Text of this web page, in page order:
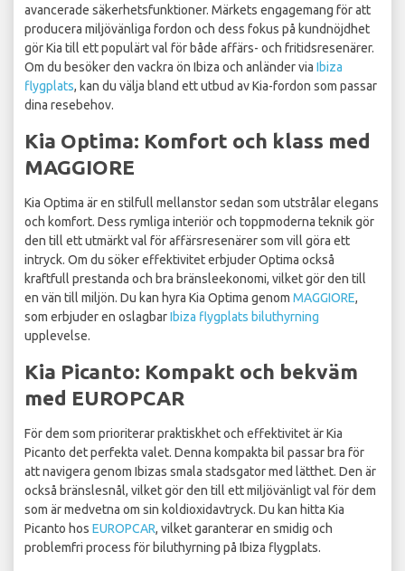
avancerade säkerhetsfunktioner. Märkets engagemang för att
producera miljövänliga fordon och dess fokus på kundnöjdhet
gör Kia till ett populärt val för både affärs- och fritidsresenärer.
Om du besöker den vackra ön Ibiza och anländer via Ibiza
flygplats, kan du välja bland ett utbud av Kia-fordon som passar
dina resebehov.
Kia Optima: Komfort och klass med
MAGGIORE
Kia Optima är en stilfull mellanstor sedan som utstrålar elegans
och komfort. Dess rymliga interiör och toppmoderna teknik gör
den till ett utmärkt val för affärsresenärer som vill göra ett
intryck. Om du söker effektivitet erbjuder Optima också
kraftfull prestanda och bra bränsleekonomi, vilket gör den till
en vän till miljön. Du kan hyra Kia Optima genom MAGGIORE,
som erbjuder en oslagbarIbiza flygplats biluthyrning
upplevelse.
Kia Picanto: Kompakt och bekväm
med EUROPCAR
För dem som prioriterar praktiskhet och effektivitet är Kia
Picanto det perfekta valet. Denna kompakta bil passar bra för
att navigera genom Ibizas smala stadsgator med lätthet. Den är
också bränslesnål, vilket gör den till ett miljövänligt val för dem
som är medvetna om sin koldioxidavtryck. Du kan hitta Kia
Picanto hos EUROPCAR, vilket garanterar en smidig och
problemfri process för biluthyrning på Ibiza flygplats.